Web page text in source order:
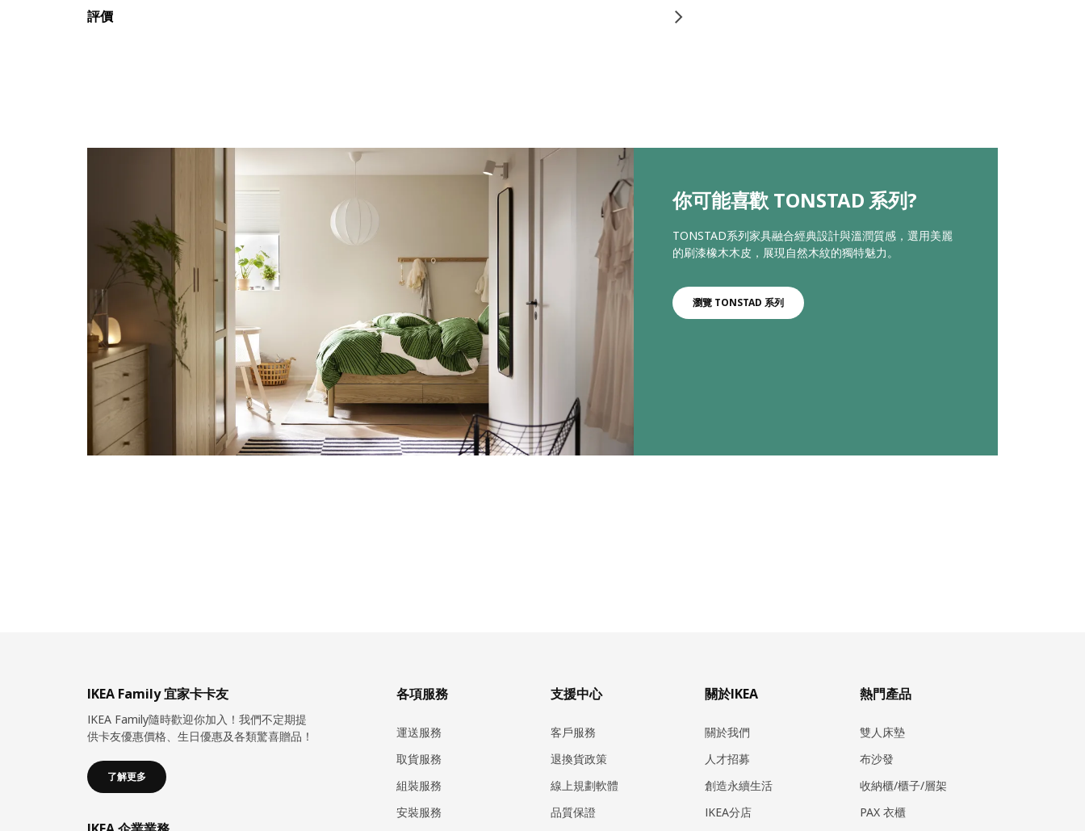
評價
你可能喜歡 TONSTAD 系列?
TONSTAD系列家具融合經典設計與溫潤質感，選用美麗
的刷漆橡木木皮，展現自然木紋的獨特魅力。
瀏覽 TONSTAD 系列
IKEA Family 宜家卡卡友
IKEA Family隨時歡迎你加入！我們不定期提
供卡友優惠價格、生日優惠及各類驚喜贈品！
了解更多
各項服務
運送服務
取貨服務
組裝服務
安裝服務
支援中心
客戶服務
退換貨政策
線上規劃軟體
品質保證
關於IKEA
關於我們
人才招募
創造永續生活
IKEA分店
熱門產品
雙人床墊
布沙發
收納櫃/櫃子/層架
PAX 衣櫃